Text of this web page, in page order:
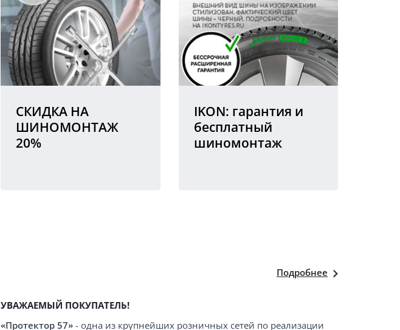
СКИДКА НА
ШИНОМОНТАЖ
20%
IKON: гарантия и
бесплатный
шиномонтаж
Подробнее
УВАЖАЕМЫЙ ПОКУПАТЕЛЬ!
«Протектор 57» - одна из крупнейших розничных сетей по реализации